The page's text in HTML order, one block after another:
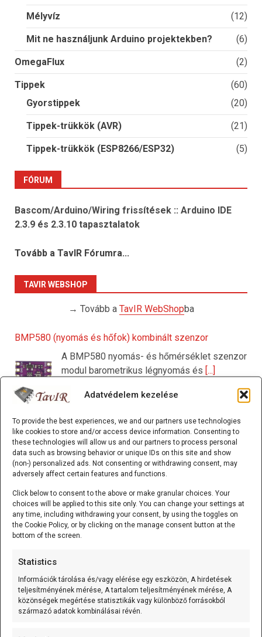
Adatvédelem kezelése
To provide the best experiences, we and our partners use technologies
like cookies to store and/or access device information. Consenting to
these technologies will allow us and our partners to process personal
data such as browsing behavior or unique IDs on this site and show
(non-) personalized ads. Not consenting or withdrawing consent, may
adversely affect certain features and functions.
Click below to consent to the above or make granular choices. Your
choices will be applied to this site only. You can change your settings at
any time, including withdrawing your consent, by using the toggles on
the Cookie Policy, or by clicking on the manage consent button at the
bottom of the screen.
Statistics
Információk tárolása és/vagy elérése egy eszközön, A hirdetések
teljesítményének mérése, A tartalom teljesítményének mérése, A
közönségek megértése statisztikák vagy különböző forrásokból
származó adatok kombinálásai révén.
Mélyvíz (12)
Mit ne használjunk Arduino projektekben? (6)
OmegaFlux (2)
Tippek
(60)
Gyorstippek
(20)
Tippek-trükkök (AVR) (21)
Tippek-trükkök (ESP8266/ESP32) (5)
FÓRUM
Bascom/Arduino/Wiring frissítések :: Arduino IDE
2.3.9 és 2.3.10 tapasztalatok
Tovább a TavIR Fórumra...
TAVIR WEBSHOP
→ Tovább a TavIR WebShopba
BMP580 (nyomás és hőfok) kombinált szenzor
A BMP580 nyomás- és hőmérséklet szenzor
modul barometrikus légnyomás és [...]
HELTEC - WiFi LoRa 32 V4 műanyag ház - 14500
akkutartóval Kék
A Heltec WiFi LoRa 32 V4 műanyag ház
14500 akkutartóval [...]
HELTEC - WiFi LoRa 32 V4 műanyag ház - 14500
akkutartóval Piros
HELTEC - WiFi LoRa 32 V4 műanyag ház - 14500